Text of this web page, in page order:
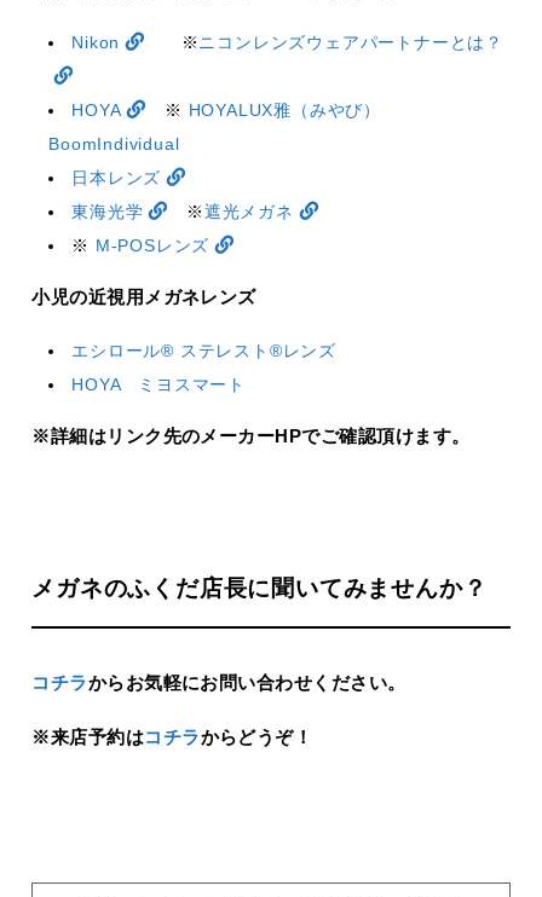
Nikon ※ニコンレンズウェアパートナーとは？
HOYA ※ HOYALUX雅（みやび）
BoomIndividual
日本レンズ
東海光学
※遮光メガネ
※ M-POSレンズ
小児の近視用メガネレンズ
エシロール® ステレスト®レンズ
HOYA ミヨスマート
※詳細はリンク先のメーカーHPでご確認頂けます。
メガネのふくだ店長に聞いてみませんか？
コチラからお気軽にお問い合わせください。
※来店予約はコチラからどうぞ！